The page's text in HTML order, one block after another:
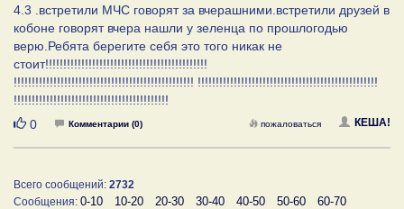
4.3 .встретили МЧС говорят за вчерашними.встретили друзей в
кобоне говорят вчера нашли у зеленца по прошлогодью
верю.Ребята берегите себя это того никак не
стоит!!!!!!!!!!!!!!!!!!!!!!!!!!!!!!!!!!!!!!!!!!!!!
!!!!!!!!!!!!!!!!!!!!!!!!!!!!!!!!!!!!!!!!!!!!!!!!!! !!!!!!!!!!!!!!!!!!!!!!!!!!!!!!!!!!!!!!!!!!!!!!!!!!
!!!!!!!!!!!!!!!!!!!!!!!!!!!!!!!!!!!!!!!!!!!
Нравится
0 Комментарии (0) КЕША!
пожаловаться
Всего сообщений: 2732
Сообщения: 0-10 10-20 20-30 30-40 40-50 50-60
60-70